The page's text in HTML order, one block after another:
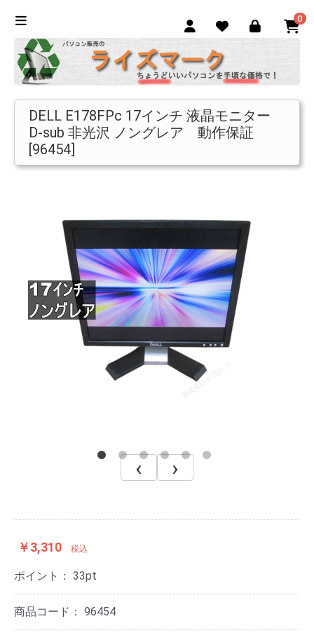
0
DELL E178FPc 17インチ 液晶モニター
D-sub 非光沢 ノングレア 動作保証
[96454]
‹ ›
￥3,310 税込
ポイント： 33pt
商品コード： 96454